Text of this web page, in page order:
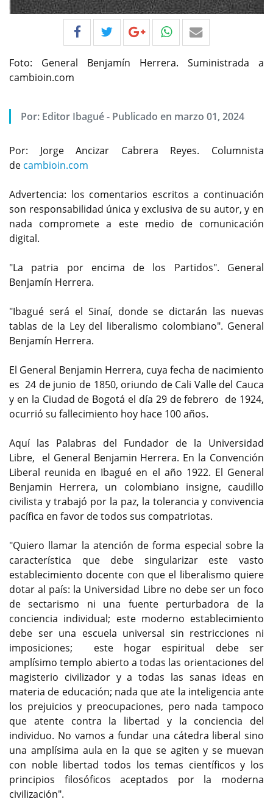
Foto: General Benjamín Herrera. Suministrada a
cambioin.com
Por: Editor Ibagué- Publicado en marzo 01, 2024
Por: Jorge Ancizar Cabrera Reyes. Columnista
de cambioin.com
Advertencia: los comentarios escritos a continuación
son responsabilidad única y exclusiva de su autor, y en
nada compromete a este medio de comunicación
digital.
"La patria por encima de los Partidos". General
Benjamín Herrera.
"Ibagué será el Sinaí, donde se dictarán las nuevas
tablas de la Ley del liberalismo colombiano". General
Benjamín Herrera.
El General Benjamin Herrera, cuya fecha de nacimiento
es 24 de junio de 1850, oriundo de Cali Valle del Cauca
y en la Ciudad de Bogotá el día 29 de febrero de 1924,
ocurrió su fallecimiento hoy hace 100 años.
Aquí las Palabras del Fundador de la Universidad
Libre, el General Benjamin Herrera. En la Convención
Liberal reunida en Ibagué en el año 1922. El General
Benjamin Herrera, un colombiano insigne, caudillo
civilista y trabajó por la paz, la tolerancia y convivencia
pacífica en favor de todos sus compatriotas.
"Quiero llamar la atención de forma especial sobre la
característica que debe singularizar este vasto
establecimiento docente con que el liberalismo quiere
dotar al país: la Universidad Libre no debe ser un foco
de sectarismo ni una fuente perturbadora de la
conciencia individual; este moderno establecimiento
debe ser una escuela universal sin restricciones ni
imposiciones; este hogar espiritual debe ser
amplísimo templo abierto a todas las orientaciones del
magisterio civilizador y a todas las sanas ideas en
materia de educación; nada que ate la inteligencia ante
los prejuicios y preocupaciones, pero nada tampoco
que atente contra la libertad y la conciencia del
individuo. No vamos a fundar una cátedra liberal sino
una amplísima aula en la que se agiten y se muevan
con noble libertad todos los temas científicos y los
principios filosóficos aceptados por la moderna
civilización".